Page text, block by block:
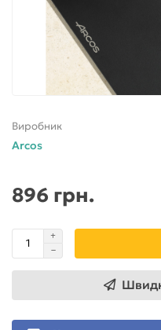
Виробник
Arcos
896 грн.